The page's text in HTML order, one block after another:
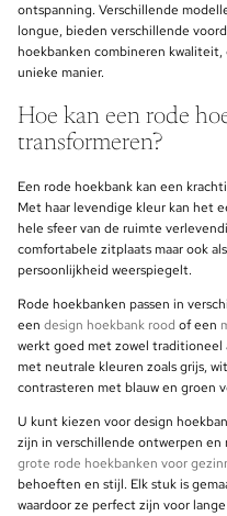
ontspanning. Verschillende
longue, bieden verschillende
hoekbanken combineren
unieke manier.
Hoe kan een rode
transformeren?
Een rode hoekbank kan een
Met haar levendige kleur kan het
hele sfeer van de ruimte
comfortabele zitplaats maar ook
persoonlijkheid weerspiegelt.
Rode hoekbanken passen in
een design hoekbank rood of een
werkt goed met zowel traditioneel
met neutrale kleuren zoals grijs,
contrasteren met blauw en groen
U kunt kiezen voor design
zijn in verschillende ontwerpen en
grote rode hoekbanken voor
behoeften en stijl. Elk stuk is
waardoor ze perfect zijn voor